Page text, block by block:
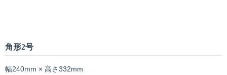
角形2号
幅240mm × 高さ332mm